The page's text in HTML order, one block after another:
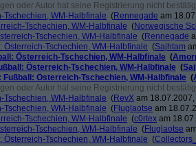
oder Autor hat seine Registrierung nicht
Tschechien, WM-Halbfinale (Rennegade am
Tschechien, WM-Halbfinale (Norwegische
Tschechien, WM-Halbfinale (Rennegade
Österreich-Tschechien, WM-Halbfinale (Sajhtam
Österreich-Tschechien, WM-Halbfinale (
Österreich-Tschechien, WM-Halbfinale (
Fußball: Österreich-Tschechien, WM-Halbfinale (
oder Autor hat seine Registrierung nicht
Tschechien, WM-Halbfinale (RevX am
Tschechien, WM-Halbfinale (Fluglaotse am
Tschechien, WM-Halbfinale (c0rtex am
Tschechien, WM-Halbfinale (Fluglaotse
Österreich-Tschechien, WM-Halbfinale (